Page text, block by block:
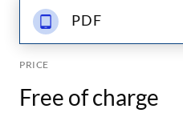
PDF
PRICE
Free of charge